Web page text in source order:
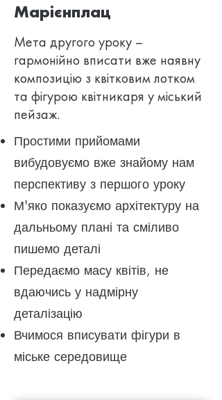
Марієнплац
Мета другого уроку –
гармонійно вписати вже наявну
композицію з квітковим лотком
та фігурою квітникаря у міський
пейзаж.
Простими прийомами
вибудовуємо вже знайому нам
перспективу з першого уроку
М'яко показуємо архітектуру на
дальньому плані та сміливо
пишемо деталі
Передаємо масу квітів, не
вдаючись у надмірну
деталізацію
Вчимося вписувати фігури в
міське середовище